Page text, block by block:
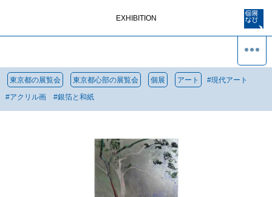
EXHIBITION
東京都の展覧会 東京都心部の展覧会 個展 アート #現代アート
#アクリル画 #銀箔と和紙